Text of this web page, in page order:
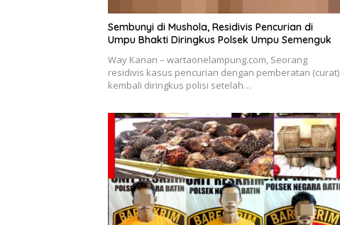
Sembunyi di Mushola, Residivis Pencurian di
Umpu Bhakti Diringkus Polsek Umpu Semenguk
Way Kanan – wartaonelampung.com, Seorang
residivis kasus pencurian dengan pemberatan (curat)
kembali diringkus polisi setelah…